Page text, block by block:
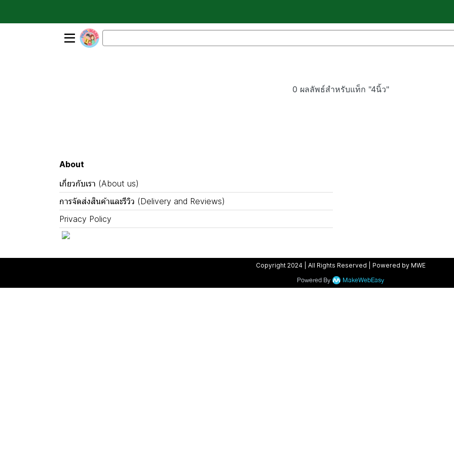
0 ผลลัพธ์สำหรับแท็ก "4นิ้ว"
About
เกี่ยวกับเรา (About us)
การจัดส่งสินค้าและรีวิว (Delivery and Reviews)
Privacy Policy
Copyright 2024 | All Rights Reserved | Powered by MWE
Powered By MakeWebEasy